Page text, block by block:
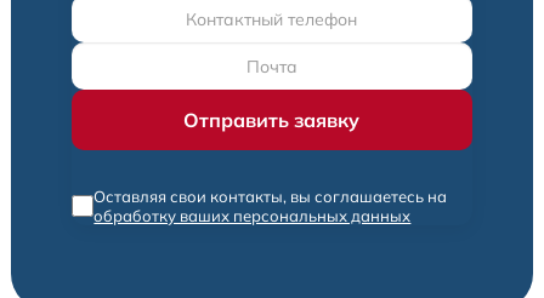
Оставляя свои контакты, вы соглашаетесь на
обработку ваших персональных данных